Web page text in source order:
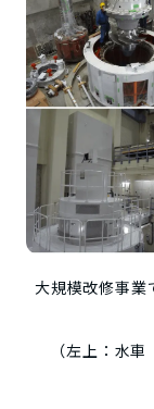
大規模改修事業
（左上：